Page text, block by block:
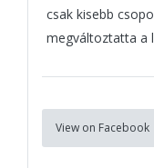
csak kisebb
megváltoztatta a
View on Facebook